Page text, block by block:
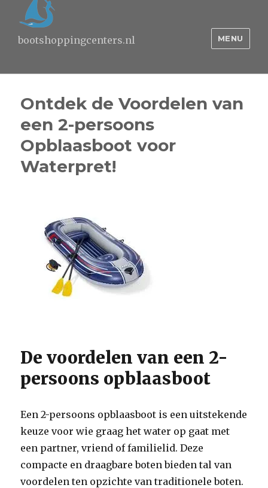
bootshoppingcenters.nl MENU
Ontdek de Voordelen van
een 2-persoons
Opblaasboot voor
Waterpret!
De voordelen van een 2-
persoons opblaasboot
Een 2-persoons opblaasboot is een uitstekende
keuze voor wie graag het water op gaat met
een partner, vriend of familielid. Deze
compacte en draagbare boten bieden tal van
voordelen ten opzichte van traditionele boten.